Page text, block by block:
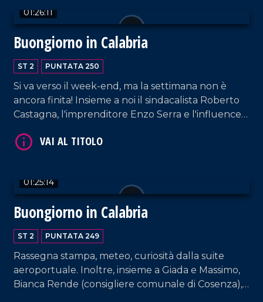
01:26:11
Buongiorno in Calabria
ST 2 PUNTATA 250
Si va verso il week-end, ma la settimana non è
ancora finita! Insieme a noi il sindacalista Roberto
Castagna, l'imprenditore Enzo Serra e l'influencer
01:25:14
Buongiorno in Calabria
ST 2 PUNTATA 249
Rassegna stampa, meteo, curiosità dalla suite
aeroportuale. Inoltre, insieme a Giada e Massimo,
Bianca Rende (consigliere comunale di Cosenza),
VAI AL TITOLO
VAI AL TITOLO